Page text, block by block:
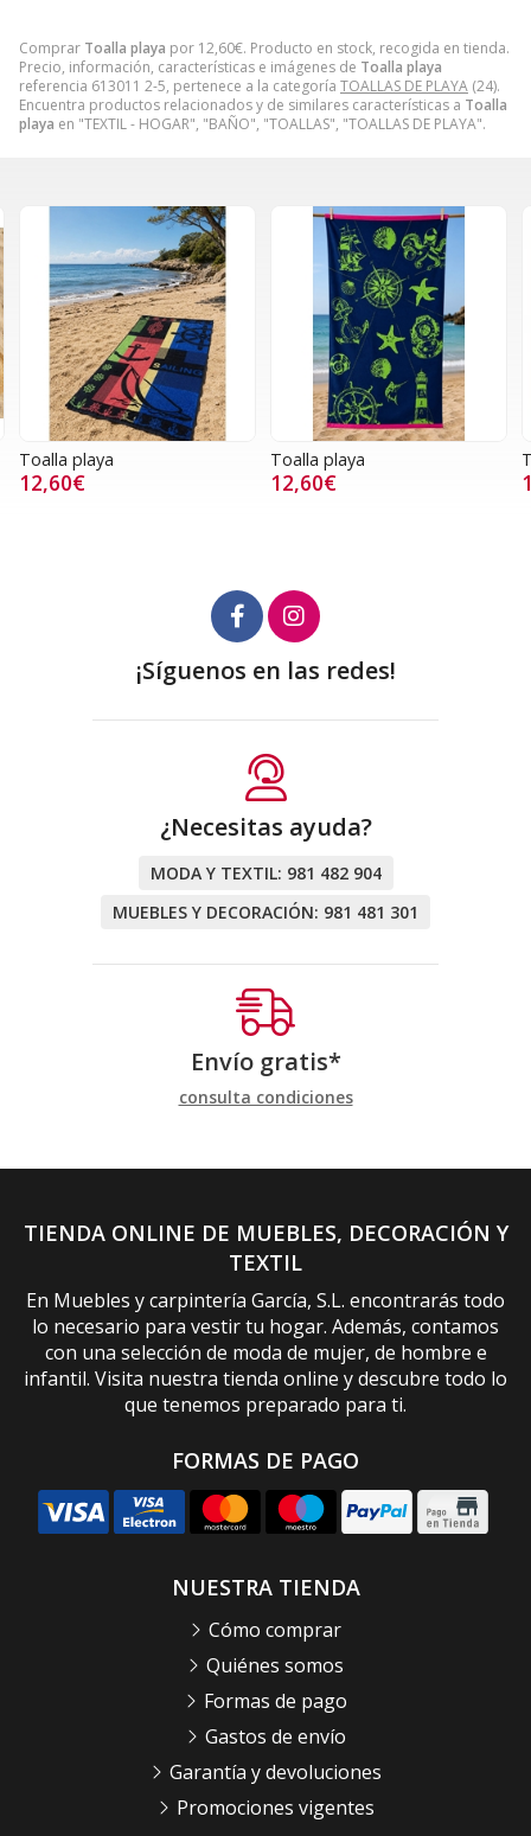
Comprar Toalla playa por 12,60€. Producto en stock, recogida en tienda.
Precio, información, características e imágenes de Toalla playa
referencia 613011 2-5, pertenece a la categoría TOALLAS DE PLAYA (24).
Encuentra productos relacionados y de similares características a Toalla
playa en "TEXTIL - HOGAR", "BAÑO", "TOALLAS", "TOALLAS DE PLAYA".
Toalla playa
12,60€
Toalla playa
12,60€
¡Síguenos en las redes!
¿Necesitas ayuda?
MODA Y TEXTIL: 981 482 904
MUEBLES Y DECORACIÓN: 981 481 301
Envío gratis*
consulta condiciones
TIENDA ONLINE DE MUEBLES, DECORACIÓN Y
TEXTIL
En Muebles y carpintería García, S.L. encontrarás todo
lo necesario para vestir tu hogar. Además, contamos
con una selección de moda de mujer, de hombre e
infantil. Visita nuestra tienda online y descubre todo lo
que tenemos preparado para ti.
FORMAS DE PAGO
NUESTRA TIENDA
Cómo comprar
Quiénes somos
Formas de pago
Gastos de envío
Garantía y devoluciones
Promociones vigentes